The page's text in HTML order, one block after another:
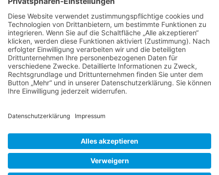
weitere Gemeinsamkeit, beide Orte befinden
sich im Taurusgebirge und zwar in Höhen von
über 1000 m.…Frühling
im
Taurus-
Gebirge
2.
Teil
Liebe Leser! Ihr könnt euch per E-Mail
informieren lassen, wenn neue Artikel auf
Wurzerlsgarten erscheinen.Folgt dafür einfach
diesem Link und gebt dort eure E-Mailadresse